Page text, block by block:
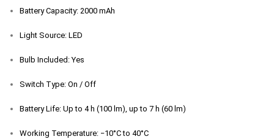
Battery Capacity: 2000 mAh
Light Source: LED
Bulb Included: Yes
Switch Type: On / Off
Battery Life: Up to 4 h (100 lm), up to 7 h (60 lm)
Working Temperature: −10°C to 40°C